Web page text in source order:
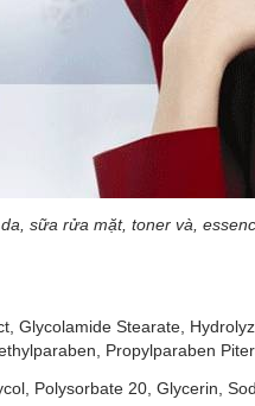
sữa rửa mặt, toner và,
Stearate,
Propylparaben
Polysorbate 20, Glycerin,